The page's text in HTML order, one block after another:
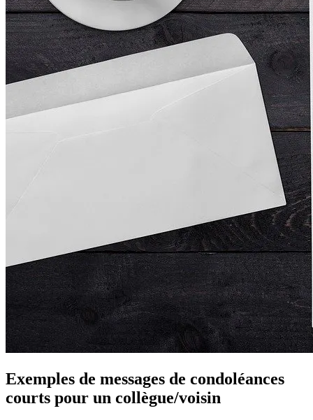
Exemples de messages de condoléances
courts pour un collègue/voisin